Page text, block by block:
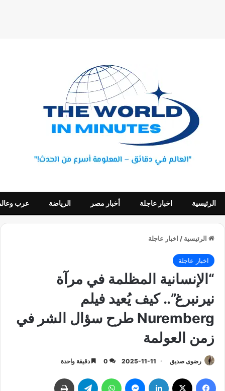
الرئيسية اخبار عاجلة أخبار مصر الرياضة عرب
الرئيسية / اخبار عاجلة
اخبار عاجلة
“الإنسانية المظلمة في مرآة
نيرنبرغ”.. كيف يُعيد فيلم
Nuremberg طرح سؤال الشر في
زمن العولمة
رضوى صديق 2025-11-11
0 دقيقة واحدة